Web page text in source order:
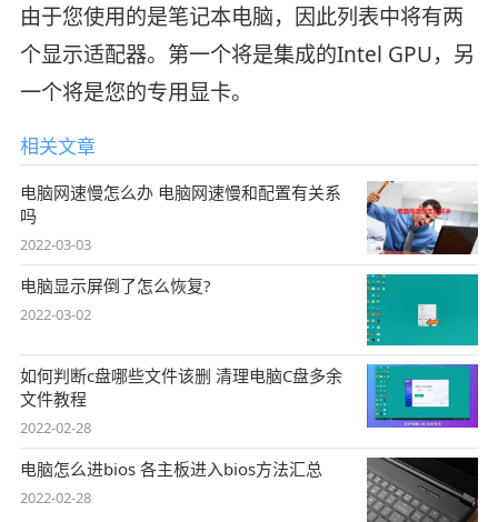
由于您使用的是笔记本电脑，因此列表中将有两
个显示适配器。第一个将是集成的Intel GPU，另
一个将是您的专用显卡。
相关文章
电脑网速慢怎么办 电脑网速慢和配置有关系
吗
2022-03-03
电脑显示屏倒了怎么恢复?
2022-03-02
如何判断c盘哪些文件该删 清理电脑C盘多余
文件教程
2022-02-28
电脑怎么进bios 各主板进入bios方法汇总
2022-02-28